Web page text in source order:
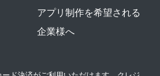
アプリ制作を希望される
企業様へ